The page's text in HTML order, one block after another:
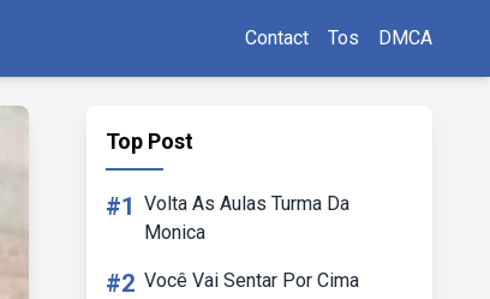
Contact Tos DMCA
Top Post
#1 Volta As Aulas Turma Da
Monica
#2 Você Vai Sentar Por Cima